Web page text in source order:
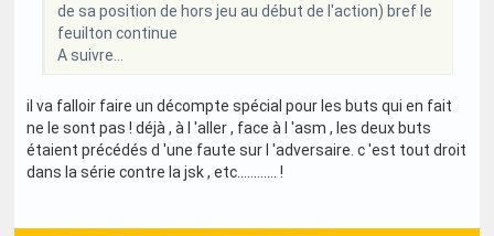
de sa position de hors jeu au début de l'action) bref le
feuilton continue
A suivre...
il va falloir faire un décompte spécial pour les buts qui en fait
ne le sont pas ! déjà , à l 'aller , face à l 'asm , les deux buts
étaient précédés d 'une faute sur l 'adversaire. c 'est tout droit
dans la série contre la jsk , etc............ !